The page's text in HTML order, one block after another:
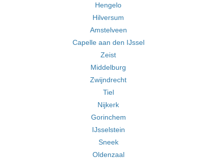
Hengelo
Hilversum
Amstelveen
Capelle aan den IJssel
Zeist
Middelburg
Zwijndrecht
Tiel
Nijkerk
Gorinchem
IJsselstein
Sneek
Oldenzaal